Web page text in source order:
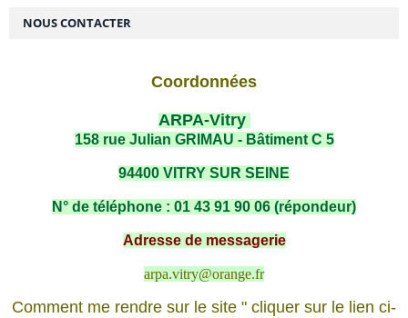
NOUS CONTACTER
Coordonnées
ARPA-Vitry
158 rue Julian GRIMAU - Bâtiment C 5
94400 VITRY SUR SEINE
N° de téléphone : 01 43 91 90 06 (répondeur)
Adresse de messagerie
arpa.vitry@orange.fr
Comment me rendre sur le site " cliquer sur le lien ci-